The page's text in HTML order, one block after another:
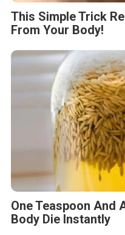
This Simple Trick
From Your Body!
One Teaspoon And
Body Die Instantly